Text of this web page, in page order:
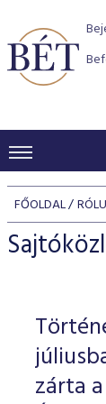
KERESKEDÉSI
INDEXEK
Azonnali
BEFEKTETŐK
BÉT
Elszámolás
Részvény
program
BÉT Xtend
VENDOROK
FŐOLDAL
zárta